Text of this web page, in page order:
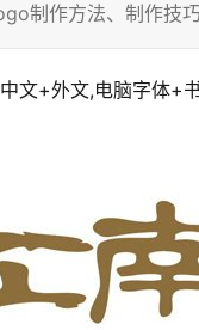
制作方法、制作技巧
文+外文,电脑字体+